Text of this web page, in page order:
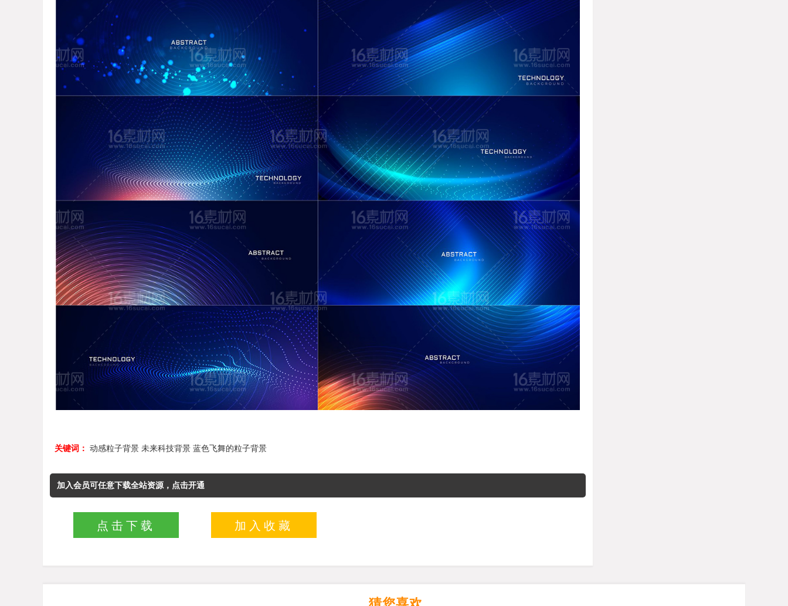
关键词： 动感粒子背景 未来科技背景 蓝色飞舞的粒子背景
加入会员可任意下载全站资源，点击开通
点击下载 加入收藏